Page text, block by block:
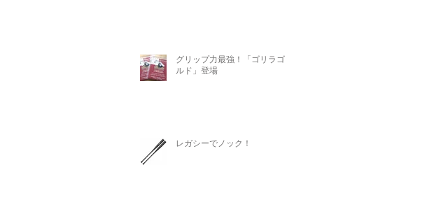
グリップ力最強！「ゴリラゴー
ルド」登場
レガシーでノック！